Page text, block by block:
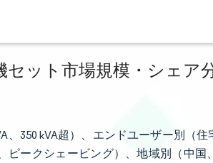
ット市場規模・シェア
、350 kVA超）、エンドユーザー別（
ピークシェービング）、地域別（中